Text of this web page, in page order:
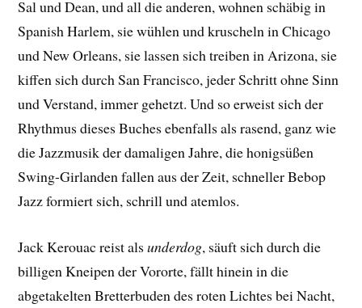
Sal und Dean, und all die anderen, wohnen schäbig in
Spanish Harlem, sie wühlen und kruscheln in Chicago
und New Orleans, sie lassen sich treiben in Arizona, sie
kiffen sich durch San Francisco, jeder Schritt ohne Sinn
und Verstand, immer gehetzt. Und so erweist sich der
Rhythmus dieses Buches ebenfalls als rasend, ganz wie
die Jazzmusik der damaligen Jahre, die honigsüßen
Swing-Girlanden fallen aus der Zeit, schneller Bebop
Jazz formiert sich, schrill und atemlos.
Jack Kerouac reist alsunderdog, säuft sich durch die
billigen Kneipen der Vororte, fällt hinein in die
abgetakelten Bretterbuden des roten Lichtes bei Nacht,